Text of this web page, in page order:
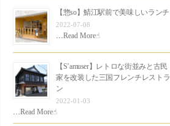
【惣so】鯖江駅前で美味しいランチ
2022-07-08
…Read More☝︎
【S’amuser】レトロな街並みと古民
家を改装した三国フレンチレストラ
ン
2022-01-03
…Read More☝︎